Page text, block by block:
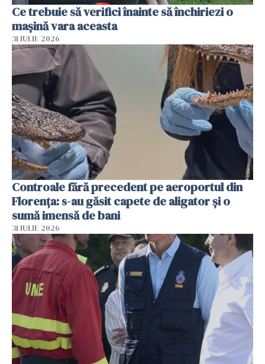
Ce trebuie să verifici înainte să închiriezi o
mașină vara aceasta
31 IULIE 2026
Controale fără precedent pe aeroportul din
Florența: s-au găsit capete de aligator și o
sumă imensă de bani
31 IULIE 2026